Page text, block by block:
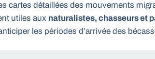
cartes détaillées des mouvements
utiles aux naturalistes, chasseurs et
les périodes d’arrivée des